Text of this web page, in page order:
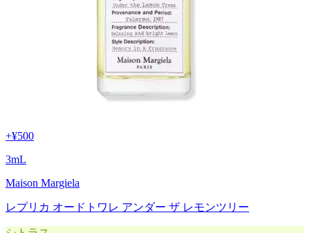
+¥500
3mL
Maison Margiela
レプリカ オードトワレ アンダー ザ レモンツリー